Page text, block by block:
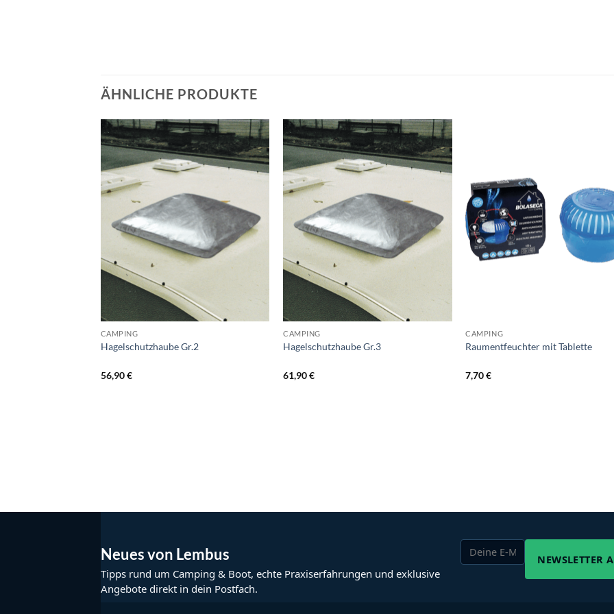
ÄHNLICHE PRODUKTE
CAMPING
Hagelschutzhaube Gr.2
56,90€
CAMPING
Hagelschutzhaube Gr.3
61,90€
CAMPING
Raumentfeuchter mit Tablette
7,70€
Neues von Lembus
Tipps rund um Camping & Boot, echte Praxiserfahrungen und exklusive
Angebote direkt in dein Postfach.
NEWSLETTER